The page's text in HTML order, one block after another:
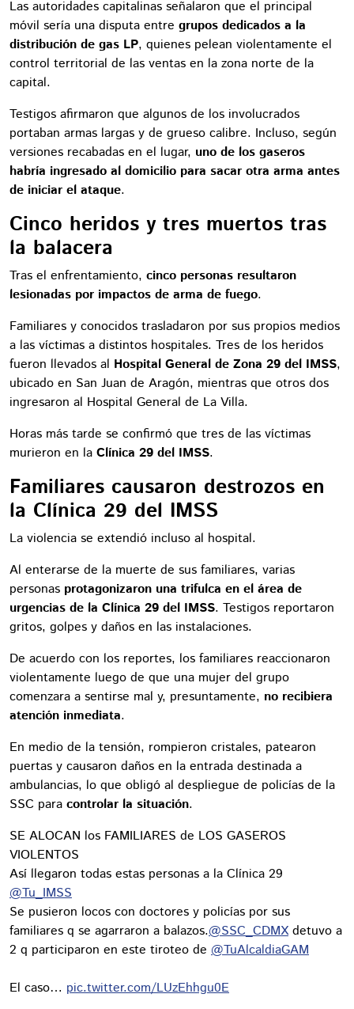
Las autoridades capitalinas señalaron que el principal
móvil sería una disputa entre grupos dedicados a la
distribución de gas LP, quienes pelean violentamente el
control territorial de las ventas en la zona norte de la
capital.
Testigos afirmaron que algunos de los involucrados
portaban armas largas y de grueso calibre. Incluso, según
versiones recabadas en el lugar, uno de los gaseros
habría ingresado al domicilio para sacar otra arma antes
de iniciar el ataque.
Cinco heridos y tres muertos tras
la balacera
Tras el enfrentamiento, cinco personas resultaron
lesionadas por impactos de arma de fuego.
Familiares y conocidos trasladaron por sus propios medios
a las víctimas a distintos hospitales. Tres de los heridos
fueron llevados al Hospital General de Zona 29 del IMSS,
ubicado en San Juan de Aragón, mientras que otros dos
ingresaron al Hospital General de La Villa.
Horas más tarde se confirmó que tres de las víctimas
murieron en la Clínica 29 del IMSS.
Familiares causaron destrozos en
la Clínica 29 del IMSS
La violencia se extendió incluso al hospital.
Al enterarse de la muerte de sus familiares, varias
personas protagonizaron una trifulca en el área de
urgencias de la Clínica 29 del IMSS. Testigos reportaron
gritos, golpes y daños en las instalaciones.
De acuerdo con los reportes, los familiares reaccionaron
violentamente luego de que una mujer del grupo
comenzara a sentirse mal y, presuntamente, no recibiera
atención inmediata.
En medio de la tensión, rompieron cristales, patearon
puertas y causaron daños en la entrada destinada a
ambulancias, lo que obligó al despliegue de policías de la
SSC para controlar la situación.
SE ALOCAN los FAMILIARES de LOS GASEROS
VIOLENTOS
Así llegaron todas estas personas a la Clínica 29
@Tu_IMSS
Se pusieron locos con doctores y policías por sus
familiares q se agarraron a balazos.@SSC_CDMXdetuvo a
2 q participaron en este tiroteo de @TuAlcaldiaGAM
El caso… pic.twitter.com/LUzEhhgu0E